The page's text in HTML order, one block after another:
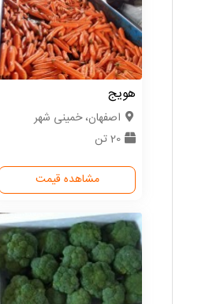
هویج
اصفهان، خمینی شهر
20 تن
مشاهده قیمت